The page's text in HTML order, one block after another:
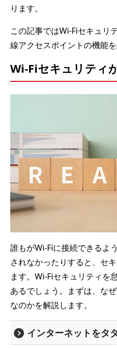
ります。
この記事ではWi-Fiセキュリ
線アクセスポイントの機能を
Wi-Fiセキュリティ
誰もがWi-Fiに接続できるよ
されなかったりすると、セ
ます。Wi-Fiセキュリティを
あるでしょう。まずは、な
なのかを解説します。
インターネットをタ